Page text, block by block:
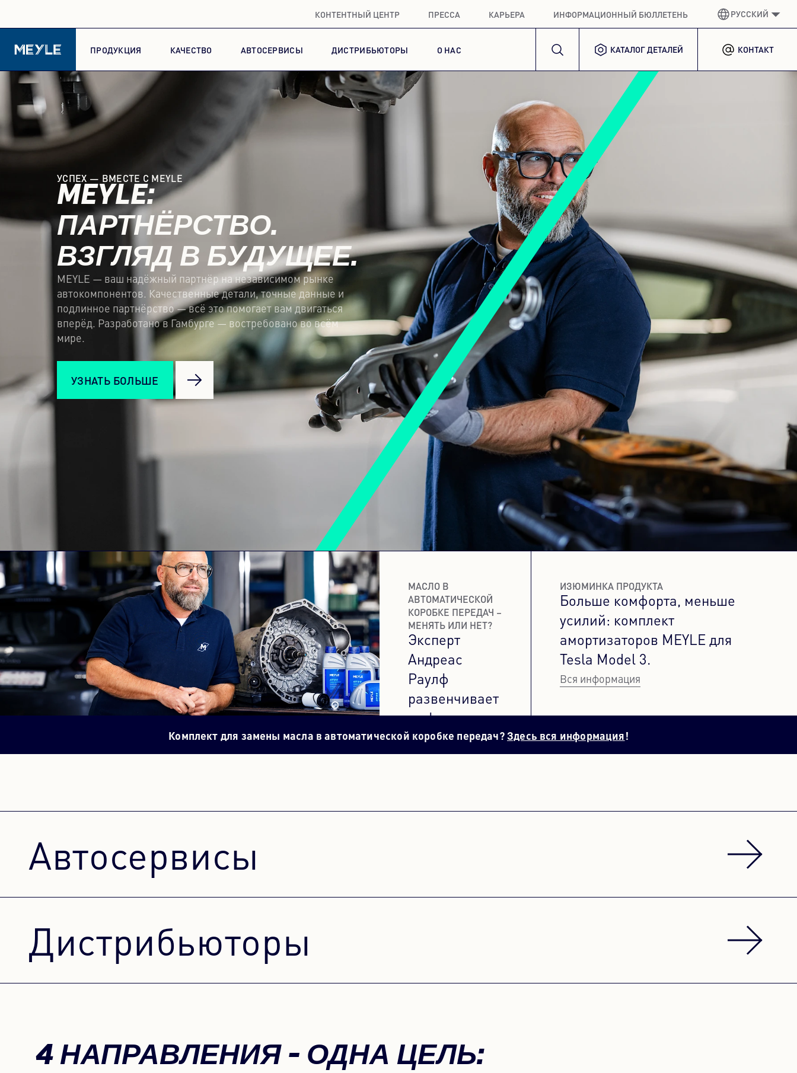
КОНТЕНТНЫЙ ЦЕНТР ПРЕССА КАРЬЕРА ИНФОРМАЦИОННЫЙ БЮЛЛЕТЕНЬ РУССКИЙ
НЕМЕЦКИЙGERMAN
АНГЛИЙСКИЙ ЯЗЫК
ИСПАНСКИЙ
ФРАНЦУЗСКИЙ
ИТАЛЬЯНСКИЙ
КОРЕЙСКИЙ
ПОЛЬШАPOLISH
ПОРТУГАЛЬСКИЙ PORTUGUESE
RUSSIAN
UKRAINIAN
ПРОДУКЦИЯ КАЧЕСТВО АВТОСЕРВИСЫ ДИСТРИБЬЮТОРЫ О НАС КАТАЛОГ ДЕТАЛЕЙ КОНТАКТ
УСПЕХ — ВМЕСТЕ С MEYLE
MEYLE:
ПАРТНЁРСТВО.
ВЗГЛЯД В БУДУЩЕЕ.
MEYLE — ваш надёжный партнёр на независимом рынке
автокомпонентов. Качественные детали, точные данные и
подлинное партнёрство — всё это помогает вам двигаться
вперёд. Разработано в Гамбурге — востребовано во всём
мире.
УЗНАТЬ БОЛЬШЕ
МАСЛО В
АВТОМАТИЧЕСКОЙ
КОРОБКЕ ПЕРЕДАЧ –
МЕНЯТЬ ИЛИ НЕТ?
Эксперт
Андреас
Раулф
развенчивает
мифы и
рассказывает,
почему
ИЗЮМИНКА ПРОДУКТА
Больше комфорта, меньше
усилий: комплект
амортизаторов MEYLE для
Tesla Model 3.
Вся информация
Комплект для замены масла в автоматической коробке передач?Здесь вся информация!
Автосервисы
Дистрибьюторы
4 НАПРАВЛЕНИЯ - ОДНА ЦЕЛЬ: